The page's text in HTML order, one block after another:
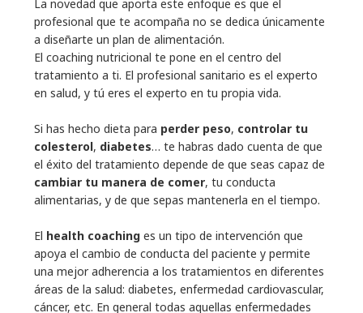
La novedad que aporta este enfoque es que el
profesional que te acompaña no se dedica únicamente
a diseñarte un plan de alimentación.
El coaching nutricional te pone en el centro del
tratamiento a ti. El profesional sanitario es el experto
en salud, y tú eres el experto en tu propia vida.
Si has hecho dieta para perder peso, controlar tu
colesterol, diabetes… te habras dado cuenta de que
el éxito del tratamiento depende de que seas capaz de
cambiar tu manera de comer, tu conducta
alimentarias, y de que sepas mantenerla en el tiempo.
El health coaching es un tipo de intervención que
apoya el cambio de conducta del paciente y permite
una mejor adherencia a los tratamientos en diferentes
áreas de la salud: diabetes, enfermedad cardiovascular,
cáncer, etc. En general todas aquellas enfermedades